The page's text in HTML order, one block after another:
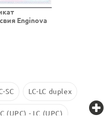
Enginova
SC LC-LC duplex
(UPC) - LC (UPC)